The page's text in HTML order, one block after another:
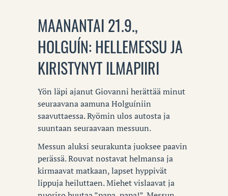
MAANANTAI 21.9.,
HOLGUÍN: HELLEMESSU JA
KIRISTYNYT ILMAPIIRI
Yön läpi ajanut Giovanni herättää minut
seuraavana aamuna Holguíniin
saavuttaessa. Ryömin ulos autosta ja
suuntaan seuraavaan messuun.
Messun aluksi seurakunta juoksee paavin
perässä. Rouvat nostavat helmansa ja
kirmaavat matkaan, lapset hyppivät
lippuja heiluttaen. Miehet vislaavat ja